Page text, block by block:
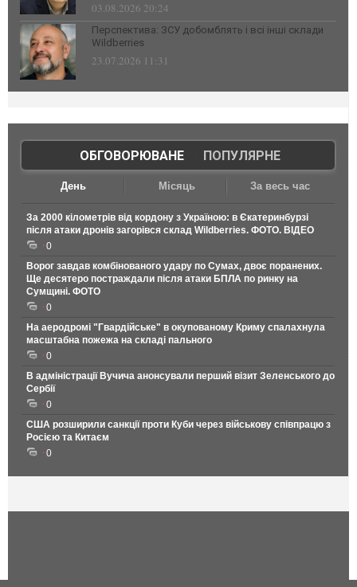
03.08.2026 20:24
Перспектива: ЗСУ добомблять і всі інші склади
Wildberries
23.07.2026 11:31
ОБГОВОРЮВАНЕ| ПОПУЛЯРНЕ
День Місяць За весь час
За 2000 кілометрів від кордону з Україною: в Єкатеринбурзі
після атаки дронів загорівся склад Wildberries. ФОТО. ВІДЕО
0
Ворог завдав комбінованого удару по Сумах, двоє поранених.
Ще десятеро постраждали після атаки БПЛА по ринку на
Сумщині. ФОТО
0
На аеродромі "Гвардійське" в окупованому Криму спалахнула
масштабна пожежа на складі пального
0
В адміністрації Вучича анонсували перший візит Зеленського до
Сербії
0
США розширили санкції проти Куби через військову співпрацю з
Росією та Китаєм
0